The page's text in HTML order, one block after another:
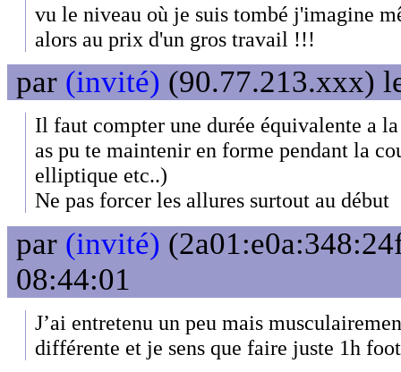
vu le niveau où je suis tombé j'imagine
alors au prix d'un gros travail !!!
par (invité) (90.77.213.xxx)
Il faut compter une durée équivalente a
as pu te maintenir en forme pendant la
elliptique etc..)
Ne pas forcer les allures surtout au début
par (invité)
08:44:01
J’ai entretenu un peu mais
différente et je sens que faire juste 1h